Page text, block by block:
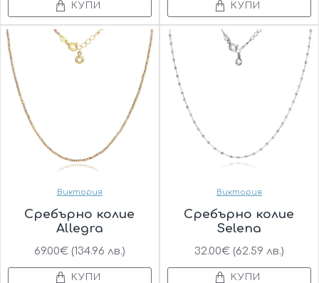
КУПИ КУПИ
Виктория
Сребърно колие
Allegra
69.00€ (134.96 лв.)
КУПИ
Виктория
Сребърно колие
Selena
32.00€ (62.59 лв.)
КУПИ